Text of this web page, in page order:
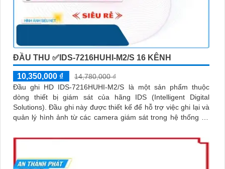
ĐẦU THU ✅IDS-7216HUHI-M2/S 16 KÊNH
10,350,000 ₫
14,780,000 ₫
Đầu ghi HD IDS-7216HUHI-M2/S là một sản phẩm thuộc
dòng thiết bị giám sát của hãng IDS (Intelligent Digital
Solutions). Đầu ghi này được thiết kế để hỗ trợ việc ghi lại và
quản lý hình ảnh từ các camera giám sát trong hệ thống an